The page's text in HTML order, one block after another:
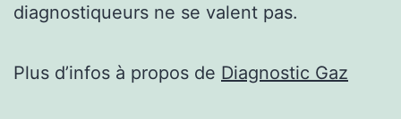
diagnostiqueurs ne se valent pas.
Plus d’infos à propos de Diagnostic Gaz